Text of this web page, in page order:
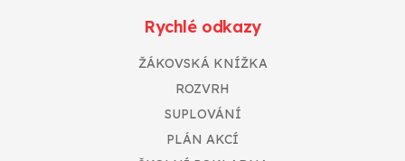
Rychlé odkazy
ŽÁKOVSKÁ KNÍŽKA
ROZVRH
SUPLOVÁNÍ
PLÁN AKCÍ